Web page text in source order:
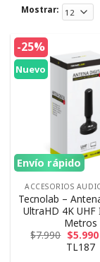
Mostrar:
-25%
Nuevo
Envío rápido
ACCESORIOS
Tecnolab –
UltraHD 4K
Metros
$7.990 $5.990
TL187